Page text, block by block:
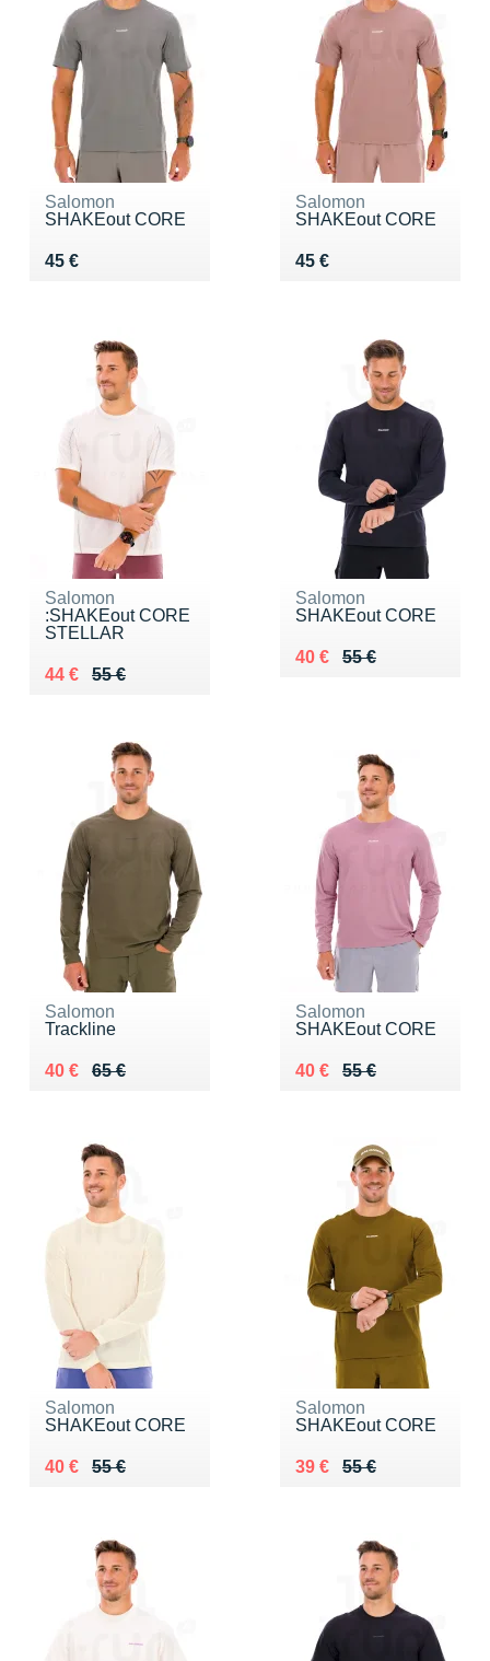
Salomon
SHAKEout CORE
45 €
Vendu 45 €
Salomon
SHAKEout CORE
45 €
Vendu 45 €
Salomon
:SHAKEout CORE
STELLAR
55 €
Au lieu de 55 €
44 €
Vendu 44 €
Salomon
SHAKEout CORE
55 €
Au lieu de 55 €
40 €
Vendu 40 €
Salomon
Trackline
65 €
Au lieu de 65 €
40 €
Vendu 40 €
Salomon
SHAKEout CORE
55 €
Au lieu de 55 €
40 €
Vendu 40 €
Salomon
SHAKEout CORE
55 €
Au lieu de 55 €
40 €
Vendu 40 €
Salomon
SHAKEout CORE
55 €
Au lieu de 55 €
39 €
Vendu 39 €